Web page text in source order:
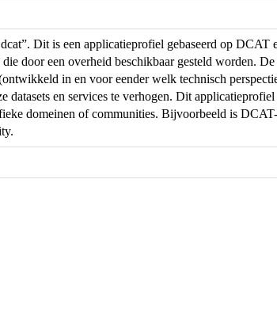
Dit is een applicatieprofiel gebaseerd op
die door een overheid beschikbaar gesteld worden.
in en voor eender welk technisch
datasets en services te verhogen. Dit
domeinen of communities. Bijvoorbeeld is